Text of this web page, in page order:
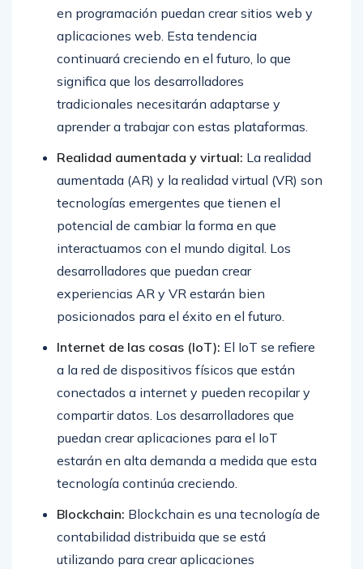
en programación puedan crear sitios web y
aplicaciones web. Esta tendencia
continuará creciendo en el futuro, lo que
significa que los desarrolladores
tradicionales necesitarán adaptarse y
aprender a trabajar con estas plataformas.
Realidad aumentada y virtual: La realidad
aumentada (AR) y la realidad virtual (VR) son
tecnologías emergentes que tienen el
potencial de cambiar la forma en que
interactuamos con el mundo digital. Los
desarrolladores que puedan crear
experiencias AR y VR estarán bien
posicionados para el éxito en el futuro.
Internet de las cosas (IoT): El IoT se refiere
a la red de dispositivos físicos que están
conectados a internet y pueden recopilar y
compartir datos. Los desarrolladores que
puedan crear aplicaciones para el IoT
estarán en alta demanda a medida que esta
tecnología continúa creciendo.
Blockchain: Blockchain es una tecnología de
contabilidad distribuida que se está
utilizando para crear aplicaciones